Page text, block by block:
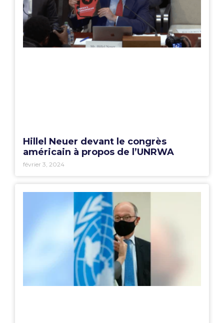
Hillel Neuer devant le congrès
américain à propos de l’UNRWA
février 3, 2024